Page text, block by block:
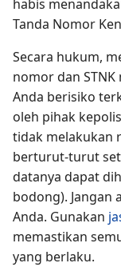
habis
Tanda Nomor
Secara hukum,
nomor dan
Anda berisiko
oleh pihak
tidak melakukan
berturut-turut
datanya dapat
bodong). Jangan
Anda. Gunakan
memastikan
yang berlaku.